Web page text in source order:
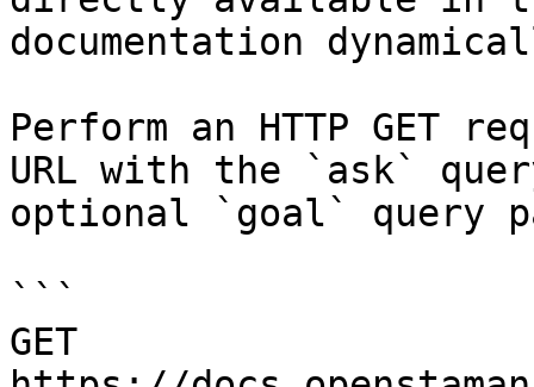
documentation
Perform an HTTP GET
URL with the `ask`
optional `goal` query
```
GET